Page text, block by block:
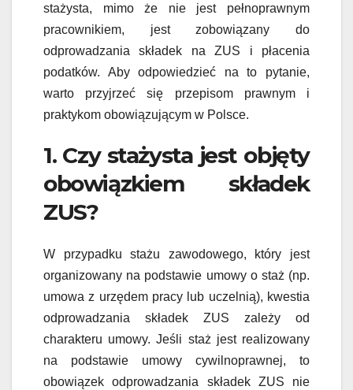
stażysta, mimo że nie jest pełnoprawnym
pracownikiem, jest zobowiązany do
odprowadzania składek na ZUS i płacenia
podatków. Aby odpowiedzieć na to pytanie,
warto przyjrzeć się przepisom prawnym i
praktykom obowiązującym w Polsce.
1. Czy stażysta jest objęty
obowiązkiem składek
ZUS?
W przypadku stażu zawodowego, który jest
organizowany na podstawie umowy o staż (np.
umowa z urzędem pracy lub uczelnią), kwestia
odprowadzania składek ZUS zależy od
charakteru umowy. Jeśli staż jest realizowany
na podstawie umowy cywilnoprawnej, to
obowiązek odprowadzania składek ZUS nie